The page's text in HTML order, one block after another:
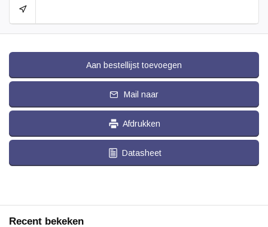
Aan bestellijst toevoegen
Mail naar
Afdrukken
Datasheet
Recent bekeken